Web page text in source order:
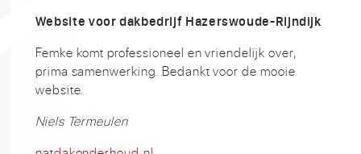
Website voor dakbedrijf Hazerswoude-Rijndijk
Femke komt professioneel en vriendelijk over,
prima samenwerking. Bedankt voor de mooie
website.
Niels Termeulen